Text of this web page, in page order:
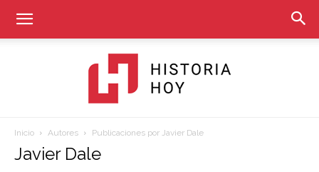
Historia
Inicio Autores Publicaciones por Javier Dale
Javier Dale